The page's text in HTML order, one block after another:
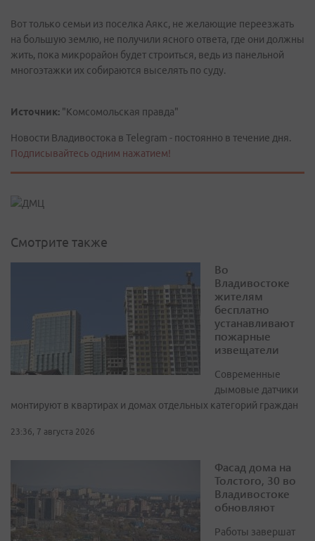
Вот только семьи из поселка Аякс, не желающие переезжать
на большую землю, не получили ясного ответа, где они должны
жить, пока микрорайон будет строиться, ведь из панельной
многоэтажки их собираются выселять по суду.
Источник: "Комсомольская правда"
Новости Владивостока в Telegram - постоянно в течение дня.
Подписывайтесь одним нажатием!
Смотрите также
Во
Владивостоке
жителям
бесплатно
устанавливают
пожарные
извещатели
Современные
дымовые датчики
монтируют в квартирах и домах отдельных категорий граждан
23:36, 7 августа 2026
Фасад дома на
Толстого, 30 во
Владивостоке
обновляют
Работы завершат